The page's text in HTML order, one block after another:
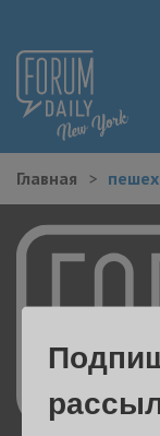
КУДА ПОЙТИ В
ЗДОРОВЬЕ
РАБОТА И БИЗНЕС
ЖИЛЬЕ
Главная